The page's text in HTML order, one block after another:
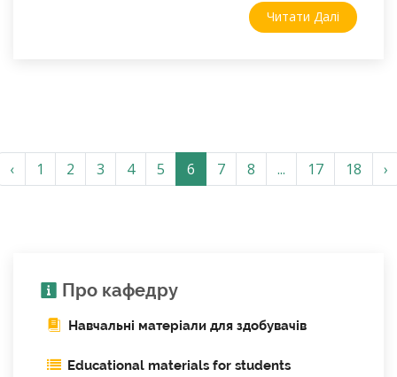
Читати Далі
‹ 1 2 3 4 5 6 7 8 ... 17 18 ›
Про кафедру
Навчальні матеріали для здобувачів
Educational materials for students